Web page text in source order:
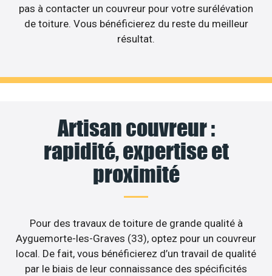
pas à contacter un couvreur pour votre surélévation
de toiture. Vous bénéficierez du reste du meilleur
résultat.
Artisan couvreur :
rapidité, expertise et
proximité
Pour des travaux de toiture de grande qualité à
Ayguemorte-les-Graves (33), optez pour un couvreur
local. De fait, vous bénéficierez d’un travail de qualité
par le biais de leur connaissance des spécificités